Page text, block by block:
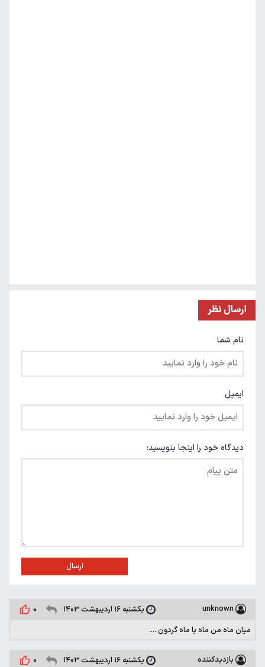
ارسال نظر
نام شما
ایمیل
دیدگاه خود را اینجا بنویسید:
ارسال
یکشنبه ۱۶ اردیبهشت ۱۴۰۳
0
میان ماه من ماه با ماه گردون ....
بازدیدکننده یکشنبه ۱۶ اردیبهشت ۱۴۰۳
0